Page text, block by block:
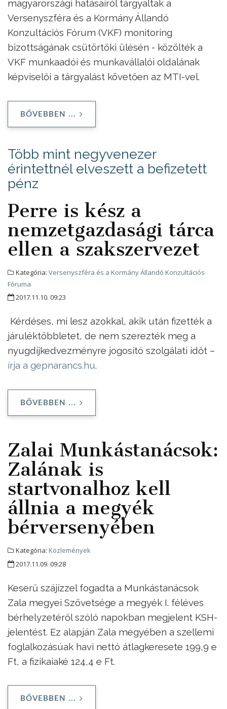
magyarországi hatásairól tárgyaltak a
Versenyszféra és a Kormány Állandó
Konzultációs Fórum (VKF) monitoring
bizottságának csütörtöki ülésén - közölték a
VKF munkaadói és munkavállalói oldalának
képviselői a tárgyalást követően az MTI-vel.
BŐVEBBEN ...
Több mint negyvenezer
érintettnél elveszett a befizetett
pénz
Perre is kész a
nemzetgazdasági tárca
ellen a szakszervezet
Kategória: Versenyszféra és a Kormány Állandó Konzultációs
Fóruma
2017.11.10. 09:23
Kérdéses, mi lesz azokkal, akik után fizették a
járuléktöbbletet, de nem szerezték meg a
nyugdíjkedvezményre jogosító szolgálati időt –
írja a gepnarancs.hu.
BŐVEBBEN ...
Zalai Munkástanácsok:
Zalának is
startvonalhoz kell
állnia a megyék
bérversenyében
Kategória: Közlemények
2017.11.09. 09:28
Keserű szájízzel fogadta a Munkástanácsok
Zala megyei Szövetsége a megyék I. féléves
bérhelyzetéről szóló napokban megjelent KSH-
jelentést. Ez alapján Zala megyében a szellemi
foglalkozásúak havi nettó átlagkeresete 199,9 e
Ft, a fizikaiaké 124,4 e Ft.
BŐVEBBEN ...